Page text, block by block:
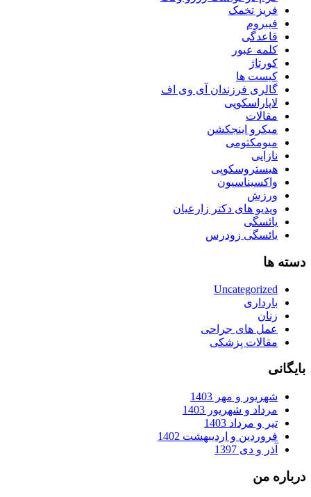
فریز تخمک
فیبروم
قاعدگی
کلمه عبور
کورتاژ
کیست ها
گالری فرزندان آی وی اف
لاپاراسکوپی
مقالات
میکرو اینجکشن
میومکتومی
نازایی
هیستروسکوپی
واکسیناسیون
ورزش
ویدیو های دکتر زارعیان
یائسگی
یائسگی زودرس
دسته ها
Uncategorized
بارداری
زنان
عمل های جراحی
مقالات پزشکی
بایگانی
شهریور و مهر 1403
مرداد و شهریور 1403
تیر و مرداد 1403
فروردین و اردیبهشت 1402
آذر و دی 1397
درباره من